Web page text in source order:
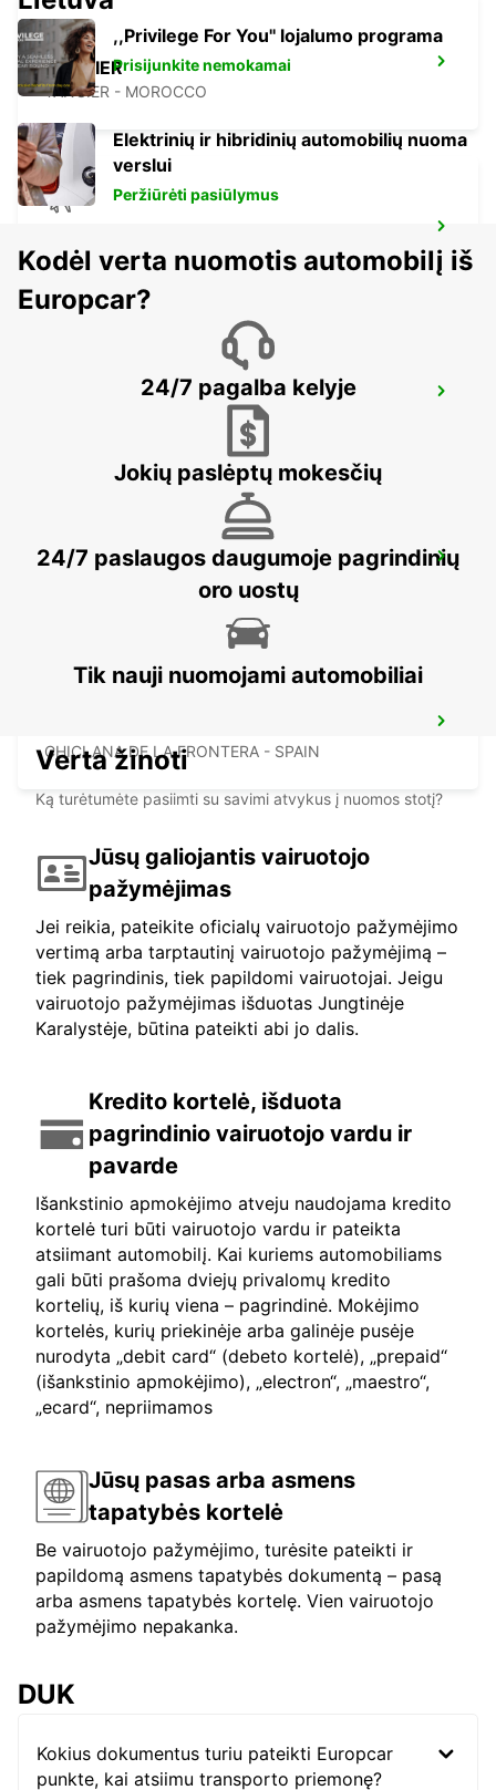
TANGIER
TANGIER - MOROCCO
TANGIER - MOROCCO
CONIL DE LA FRONTERA - SPAIN
RABAT AIRPORT
CHICLANA DE LA FRONTERA - SPAIN
,,Privilege For You'' lojalumo programa
Prisijunkite nemokamai
Elektrinių ir hibridinių automobilių nuoma
verslui
Peržiūrėti pasiūlymus
Kodėl verta nuomotis automobilį iš
Europcar?
24/7 pagalba kelyje
Jokių paslėptų mokesčių
24/7 paslaugos daugumoje pagrindinių
oro uostų
Tik nauji nuomojami automobiliai
Verta žinoti
Ką turėtumėte pasiimti su savimi atvykus į nuomos stotį?
Jūsų galiojantis vairuotojo
pažymėjimas
Jei reikia, pateikite oficialų vairuotojo pažymėjimo
vertimą arba tarptautinį vairuotojo pažymėjimą –
tiek pagrindinis, tiek papildomi vairuotojai. Jeigu
vairuotojo pažymėjimas išduotas Jungtinėje
Karalystėje, būtina pateikti abi jo dalis.
Kredito kortelė, išduota
pagrindinio vairuotojo vardu ir
pavarde
Išankstinio apmokėjimo atveju naudojama kredito
kortelė turi būti vairuotojo vardu ir pateikta
atsiimant automobilį. Kai kuriems automobiliams
gali būti prašoma dviejų privalomų kredito
kortelių, iš kurių viena – pagrindinė. Mokėjimo
kortelės, kurių priekinėje arba galinėje pusėje
nurodyta „debit card“ (debeto kortelė), „prepaid“
(išankstinio apmokėjimo), „electron“, „maestro“,
„ecard“, nepriimamos
Jūsų pasas arba asmens
tapatybės kortelė
Be vairuotojo pažymėjimo, turėsite pateikti ir
papildomą asmens tapatybės dokumentą – pasą
arba asmens tapatybės kortelę. Vien vairuotojo
pažymėjimo nepakanka.
DUK
Kokius dokumentus turiu pateikti Europcar
punkte, kai atsiimu transporto priemonę?